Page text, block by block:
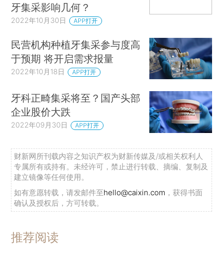
牙集采影响几何？
2022年10月30日 APP打开
民营机构种植牙集采参与度高
于预期 将开启需求报量
2022年10月18日 APP打开
牙科正畸集采将至？国产头部
企业股价大跌
2022年09月30日 APP打开
财新网所刊载内容之知识产权为财新传媒及/或相关权利人
专属所有或持有。未经许可，禁止进行转载、摘编、复制及
建立镜像等任何使用。
如有意愿转载，请发邮件至hello@caixin.com ，获得书面
确认及授权后，方可转载。
推荐阅读